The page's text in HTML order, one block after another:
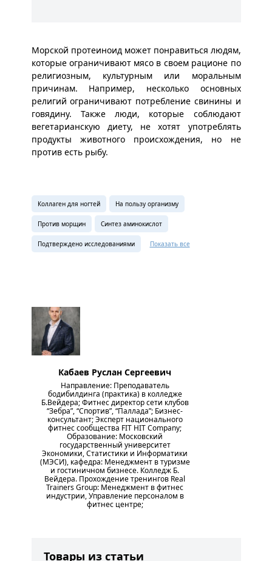
Морской протеиноид может понравиться людям,
которые ограничивают мясо в своем рационе по
религиозным, культурным или моральным
причинам. Например, несколько основных
религий ограничивают потребление свинины и
говядину. Также люди, которые соблюдают
вегетарианскую диету, не хотят употреблять
продукты животного происхождения, но не
против есть рыбу.
Коллаген для ногтей На пользу организму
Против морщин Синтез аминокислот
Подтверждено исследованиями Показать все
Кабаев Руслан Сергеевич
Направление: Преподаватель
бодибилдинга (практика) в колледже
Б.Вейдера; Фитнес директор сети клубов
“Зебра”, “Спортив”, “Паллада”; Бизнес-
консультант; Эксперт национального
фитнес сообщества FIT HIT Company;
Образование: Московский
государственный университет
Экономики, Статистики и Информатики
(МЭСИ), кафедра: Менеджмент в туризме
и гостиничном бизнесе. Колледж Б.
Вейдера. Прохождение тренингов Real
Trainers Group: Менеджмент в фитнес
индустрии, Управление персоналом в
фитнес центре;
Товары из статьи